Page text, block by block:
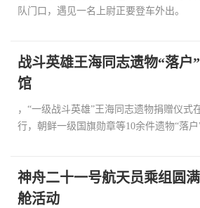
队门口，遇见一名上尉正要登车外出。
战斗英雄王海同志遗物“落户
馆
，“一级战斗英雄”王海同志遗物捐赠仪式
行，朝鲜一级国旗勋章等10余件遗物“落户
神舟二十一号航天员乘组圆
舱活动